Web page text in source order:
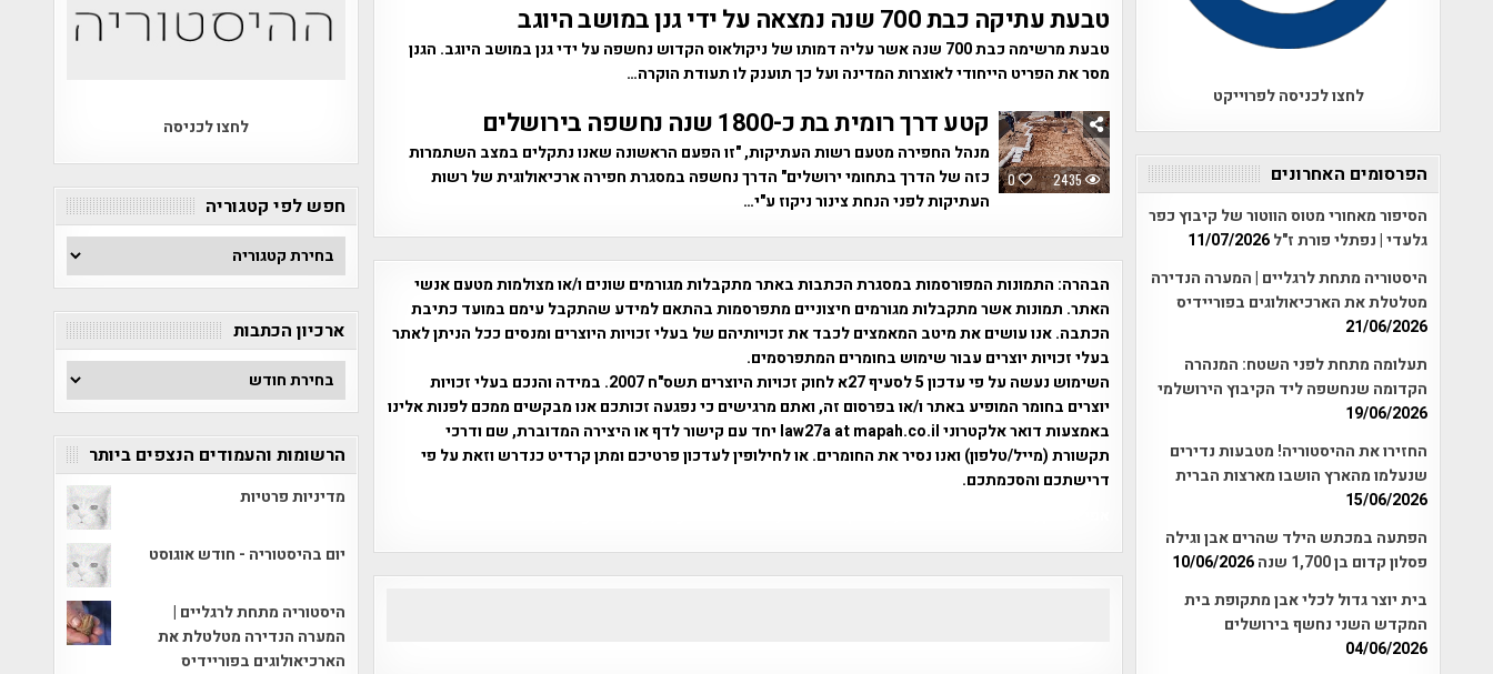
טבעת עתיקה כבת 700 שנה נמצאה על ידי גנן במושב היוגב
טבעת מרשימה כבת 700 שנה אשר עליה דמותו של ניקולאוס הקדוש נחשפה על ידי גנן במושב היוגב. הגנן
מסר את הפריט הייחודי לאוצרות המדינה ועל כך תוענק לו תעודת הוקרה…
0 2435
קטע דרך רומית בת כ-1800 שנה נחשפה בירושלים
מנהל החפירה מטעם רשות העתיקות, "זו הפעם הראשונה שאנו נתקלים במצב השתמרות
כזה של הדרך בתחומי ירושלים" הדרך נחשפה במסגרת חפירה ארכיאולוגית של רשות
העתיקות לפני הנחת צינור ניקוז ע"י…
הבהרה: התמונות המפורסמות במסגרת הכתבות באתר מתקבלות מגורמים שונים ו/או מצולמות מטעם אנשי
האתר. תמונות אשר מתקבלות מגורמים חיצוניים מתפרסמות בהתאם למידע שהתקבל עימם במועד כתיבת
הכתבה. אנו עושים את מיטב המאמצים לכבד את זכויותיהם של בעלי זכויות היוצרים ומנסים ככל הניתן לאתר
בעלי זכויות יוצרים עבור שימוש בחומרים המתפרסמים.
השימוש נעשה על פי עדכון 5 לסעיף 27א לחוק זכויות היוצרים תשס"ח 2007. במידה והנכם בעלי זכויות
יוצרים בחומר המופיע באתר ו/או בפרסום זה, ואתם מרגישים כי נפגעה זכותכם אנו מבקשים ממכם לפנות אלינו
באמצעות דואר אלקטרוני law27a at mapah.co.il יחד עם קישור לדף או היצירה המדוברת, שם ודרכי
תקשורת (מייל/טלפון) ואנו נסיר את החומרים. או לחילופין לעדכון פרטיכם ומתן קרדיט כנדרש וזאת על פי
דרישתכם והסכמתכם.
לחצו לכניסה לפרוייקט
הפרסומים האחרונים
הסיפור מאחורי מטוס הווטור של קיבוץ כפר
גלעדי | נפתלי פורת ז"ל11/07/2026
היסטוריה מתחת לרגליים | המערה הנדירה
מטלטלת את הארכיאולוגים בפוריידיס
21/06/2026
תעלומה מתחת לפני השטח: המנהרה
הקדומה שנחשפה ליד הקיבוץ הירושלמי
19/06/2026
החזירו את ההיסטוריה! מטבעות נדירים
שנעלמו מהארץ הושבו מארצות הברית
15/06/2026
הפתעה במכתש הילד שהרים אבן וגילה
פסלון קדום בן 1,700 שנה
10/06/2026
בית יוצר גדול לכלי אבן מתקופת בית
המקדש השני נחשף בירושלים
04/06/2026
לחצו לכניסה
חפש לפי קטגוריה
חפש
לפי
קטגוריה
ארכיון הכתבות
ארכיון
הכתבות
הרשומות והעמודים הנצפים ביותר
מדיניות פרטיות
יום בהיסטוריה - חודש אוגוסט
היסטוריה מתחת לרגליים |
המערה הנדירה מטלטלת את
הארכיאולוגים בפוריידיס